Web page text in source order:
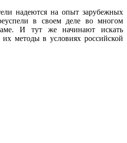
надеются на опыт зарубежных
в своем деле во многом
И тут же начинают искать
их методы в условиях российской